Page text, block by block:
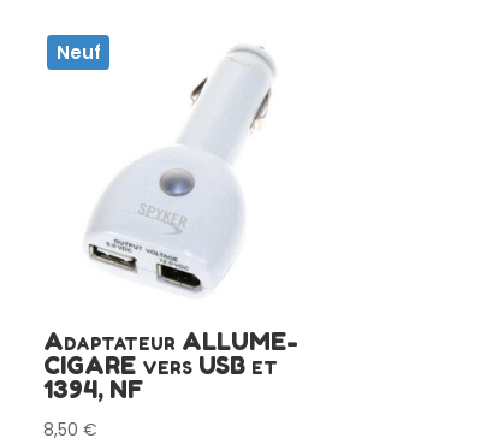
Neuf
Adaptateur ALLUME-
CIGARE vers USB et
1394, NF
8,50€